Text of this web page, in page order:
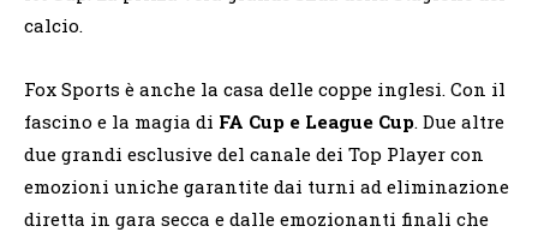
calcio.
Fox Sports è anche la casa delle coppe inglesi. Con il
fascino e la magia di FA Cup e League Cup. Due altre
due grandi esclusive del canale dei Top Player con
emozioni uniche garantite dai turni ad eliminazione
diretta in gara secca e dalle emozionanti finali che